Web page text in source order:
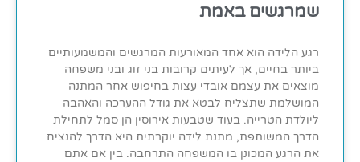
שמרגשים באמת
רגע הלידה הוא אחד המאורעות המרגשים והמשמעותיים
ביותר בחיים, אך לעיתים קרובות בני זוג ובני משפחה
מוצאים את עצמם אובדי עצות בחיפוש אחר המתנה
המושלמת שתצליח לבטא את גודל ההערכה והאהבה
ליולדת הטרייה. בעוד שטבעות אירוסין הן סמל לתחילת
הדרך המשותפת, מתנת לידה יוקרתית היא הדרך להנציח
את הרגע המכונן בו המשפחה התרחבה. בין אם אתם